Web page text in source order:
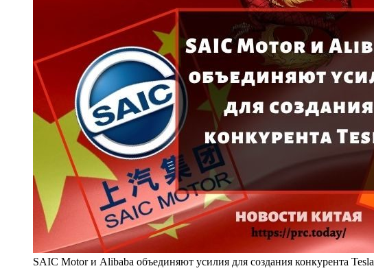
SAIC Motor и Alibaba объединяют усилия для создания конкурента Tesla